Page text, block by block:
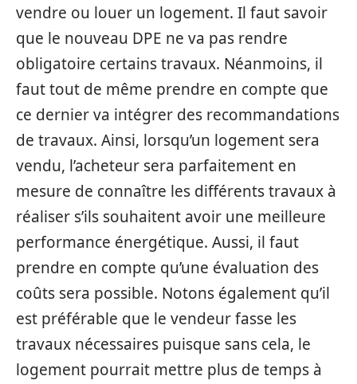
vendre ou louer un logement. Il faut savoir
que le nouveau DPE ne va pas rendre
obligatoire certains travaux. Néanmoins, il
faut tout de même prendre en compte que
ce dernier va intégrer des recommandations
de travaux. Ainsi, lorsqu’un logement sera
vendu, l’acheteur sera parfaitement en
mesure de connaître les différents travaux à
réaliser s’ils souhaitent avoir une meilleure
performance énergétique. Aussi, il faut
prendre en compte qu’une évaluation des
coûts sera possible. Notons également qu’il
est préférable que le vendeur fasse les
travaux nécessaires puisque sans cela, le
logement pourrait mettre plus de temps à